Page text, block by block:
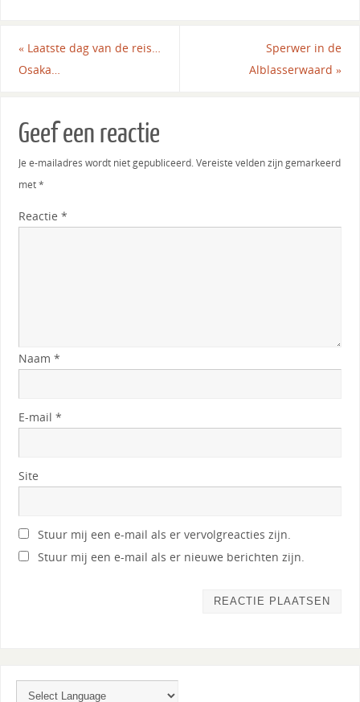
«Laatste dag van de reis…
Osaka…
Sperwer in de
Alblasserwaard»
Geef een reactie
Je e-mailadres wordt niet gepubliceerd. Vereiste velden zijn gemarkeerd
met*
Reactie *
Naam *
E-mail *
Site
Stuur mij een e-mail als er vervolgreacties zijn.
Stuur mij een e-mail als er nieuwe berichten zijn.